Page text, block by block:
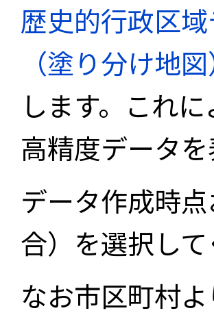
歴史的行政区
（塗り分け地図
します。これ
高精度データ
データ作成時
合）を選択し
なお市区町村